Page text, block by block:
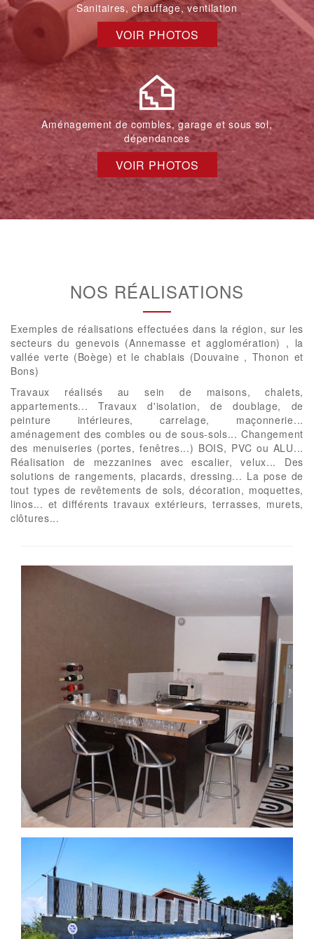
Sanitaires, chauffage, ventilation
VOIR PHOTOS
Aménagement de combles, garage et sous sol,
dépendances
VOIR PHOTOS
NOS RÉALISATIONS
Exemples de réalisations effectuées dans la région, sur les
secteurs du genevois (Annemasse et agglomération) , la
vallée verte (Boège) et le chablais (Douvaine , Thonon et
Bons)
Travaux réalisés au sein de maisons, chalets,
appartements... Travaux d'isolation, de doublage, de
peinture intérieures, carrelage, maçonnerie...
aménagement des combles ou de sous-sols... Changement
des menuiseries (portes, fenêtres...) BOIS, PVC ou ALU...
Réalisation de mezzanines avec escalier, velux... Des
solutions de rangements, placards, dressing... La pose de
tout types de revêtements de sols, décoration, moquettes,
linos... et différents travaux extérieurs, terrasses, murets,
clôtures...